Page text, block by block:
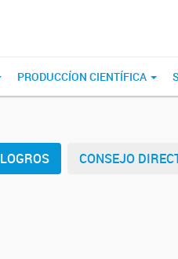
PRODUCCÍON CIENTÍFICA
LOGROS CONSEJO